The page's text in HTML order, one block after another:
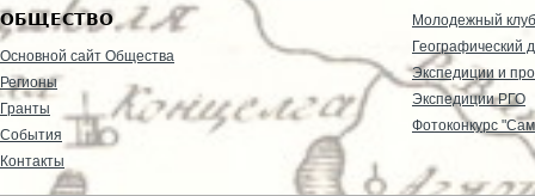
ОБЩЕСТВО
Основной сайт Общества
Регионы
Гранты
События
Контакты
Молодежный клуб
Географический
Экспедиции и
Экспедиции РГО
Фотоконкурс